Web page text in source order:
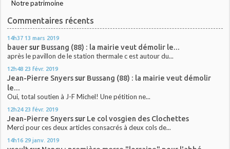
Notre patrimoine
Commentaires récents
14h37 13 mars 2019
bauersur Bussang (88) : la mairie veut démolir le...
après le pavillon de le station thermale c est autour du...
12h48 23 févr. 2019
Jean-Pierre Snyerssur Bussang (88) : la mairie veut démolir
le...
Oui, total soutien à J-F Michel! Une pétition ne...
12h24 23 févr. 2019
Jean-Pierre Snyerssur Le col vosgien des Clochettes
Merci pour ces deux articles consacrés à deux cols de...
14h16 29 janv. 2019